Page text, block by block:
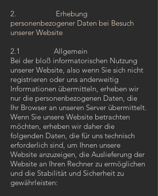
2. Erhebung
personenbezogener Daten bei Besuch
unserer Website
2.1 Allgemein
Bei der bloß informatorischen Nutzung
unserer Website, also wenn Sie sich nicht
registrieren oder uns anderweitig
Informationen übermitteln, erheben wir
nur die personenbezogenen Daten, die
Ihr Browser an unseren Server übermittelt.
Wenn Sie unsere Website betrachten
möchten, erheben wir daher die
folgenden Daten, die für uns technisch
erforderlich sind, um Ihnen unsere
Website anzuzeigen, die Auslieferung der
Website an Ihren Rechner zu ermöglichen
und die Stabilität und Sicherheit zu
gewährleisten: